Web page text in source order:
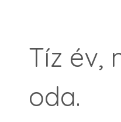
Tíz év,
oda.